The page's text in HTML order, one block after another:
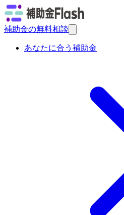
補助金の無料相談
あなたに合う補助金